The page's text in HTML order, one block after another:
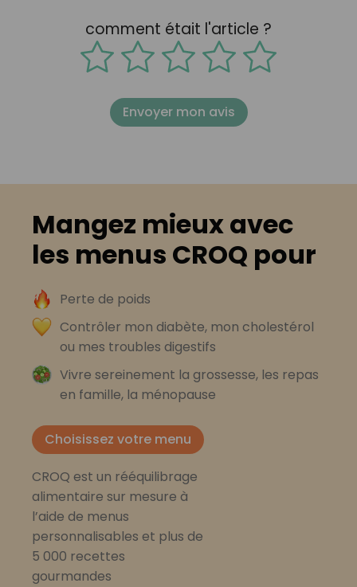
comment était l'article ?
Envoyer mon avis
Mangez mieux avec
les menus CROQ pour
Perte de poids
Contrôler mon diabète, mon cholestérol
ou mes troubles digestifs
Vivre sereinement la grossesse, les repas
en famille, la ménopause
Choisissez votre menu
CROQ est un rééquilibrage
alimentaire sur mesure à
l’aide de menus
personnalisables et plus de
5 000 recettes
gourmandes